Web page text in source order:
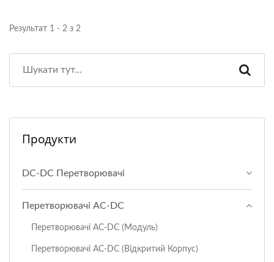
Результат 1 - 2 з 2
Продукти
DC-DC Перетворювачі
Перетворювачі AC-DC
Перетворювачі AC-DC (модуль)
Перетворювачі AC-DC (відкритий Корпус)